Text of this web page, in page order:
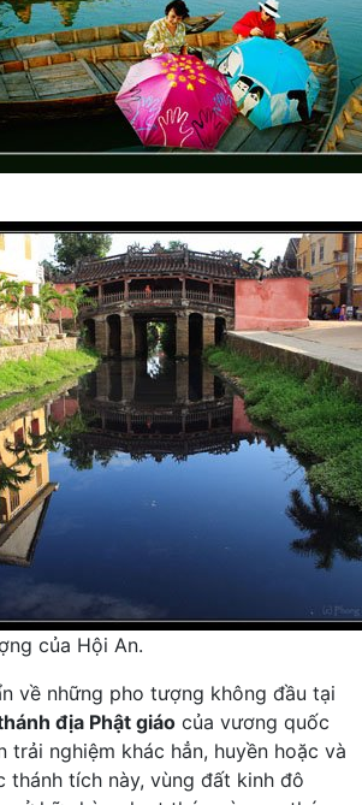
của Hội An.
về những pho tượng không đầu tại
địa Phật giáo của vương quốc
trải nghiệm khác hẳn, huyền hoặc và
thánh tích này, vùng đất kinh đô